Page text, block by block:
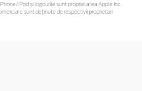
iPod și logourile sunt proprietatea Apple Inc.
sunt deținute de respectivii proprietari